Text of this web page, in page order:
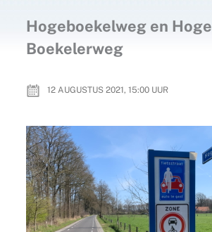
Hogeboekelweg en Hoge
Boekelerweg
12 AUGUSTUS 2021, 15:00UUR